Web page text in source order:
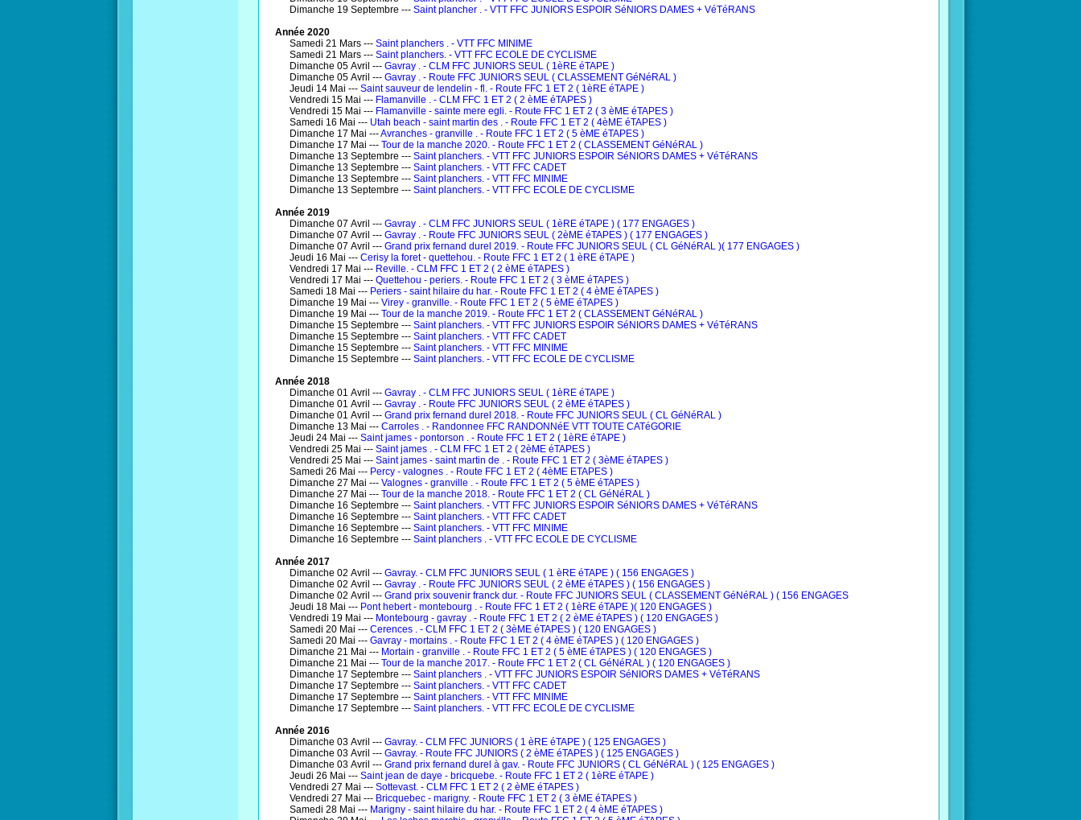
Dimanche 19 Septembre --- Saint plancher . - VTT FFC JUNIORS ESPOIR SéNIORS DAMES + VéTéRANS
Année 2020
Samedi 21 Mars --- Saint planchers . - VTT FFC MINIME
Samedi 21 Mars --- Saint planchers. - VTT FFC ECOLE DE CYCLISME
Dimanche 05 Avril --- Gavray . - CLM FFC JUNIORS SEUL ( 1èRE éTAPE )
Dimanche 05 Avril --- Gavray . - Route FFC JUNIORS SEUL ( CLASSEMENT GéNéRAL )
Jeudi 14 Mai --- Saint sauveur de lendelin - fl. - Route FFC 1 ET 2 ( 1èRE éTAPE )
Vendredi 15 Mai --- Flamanville . - CLM FFC 1 ET 2 ( 2 èME éTAPES )
Vendredi 15 Mai --- Flamanville - sainte mere egli. - Route FFC 1 ET 2 ( 3 èME éTAPES )
Samedi 16 Mai --- Utah beach - saint martin des . - Route FFC 1 ET 2 ( 4èME éTAPES )
Dimanche 17 Mai ---Avranches - granville . - Route FFC 1 ET 2 ( 5 èME éTAPES )
Dimanche 17 Mai --- Tour de la manche 2020. - Route FFC 1 ET 2 ( CLASSEMENT GéNéRAL )
Dimanche 13 Septembre --- Saint planchers. - VTT FFC JUNIORS ESPOIR SéNIORS DAMES + VéTéRANS
Dimanche 13 Septembre --- Saint planchers. - VTT FFC CADET
Dimanche 13 Septembre --- Saint planchers. - VTT FFC MINIME
Dimanche 13 Septembre --- Saint planchers. - VTT FFC ECOLE DE CYCLISME
Année 2019
Dimanche 07 Avril --- Gavray . - CLM FFC JUNIORS SEUL ( 1èRE éTAPE ) ( 177 ENGAGES )
Dimanche 07 Avril --- Gavray . - Route FFC JUNIORS SEUL ( 2èME éTAPES ) ( 177 ENGAGES )
Dimanche 07 Avril --- Grand prix fernand durel 2019. - Route FFC JUNIORS SEUL ( CL GéNéRAL )( 177 ENGAGES )
Jeudi 16 Mai --- Cerisy la foret - quettehou. - Route FFC 1 ET 2 ( 1 èRE éTAPE )
Vendredi 17 Mai --- Reville. - CLM FFC 1 ET 2 ( 2 èME éTAPES )
Vendredi 17 Mai --- Quettehou - periers. - Route FFC 1 ET 2 ( 3 èME éTAPES )
Samedi 18 Mai --- Periers - saint hilaire du har. - Route FFC 1 ET 2 ( 4 èME éTAPES )
Dimanche 19 Mai --- Virey - granville. - Route FFC 1 ET 2 ( 5 èME éTAPES )
Dimanche 19 Mai --- Tour de la manche 2019. - Route FFC 1 ET 2 ( CLASSEMENT GéNéRAL )
Dimanche 15 Septembre --- Saint planchers. - VTT FFC JUNIORS ESPOIR SéNIORS DAMES + VéTéRANS
Dimanche 15 Septembre --- Saint planchers. - VTT FFC CADET
Dimanche 15 Septembre --- Saint planchers. - VTT FFC MINIME
Dimanche 15 Septembre --- Saint planchers. - VTT FFC ECOLE DE CYCLISME
Année 2018
Dimanche 01 Avril --- Gavray . - CLM FFC JUNIORS SEUL ( 1èRE éTAPE )
Dimanche 01 Avril --- Gavray . - Route FFC JUNIORS SEUL ( 2 èME éTAPES )
Dimanche 01 Avril --- Grand prix fernand durel 2018. - Route FFC JUNIORS SEUL ( CL GéNéRAL )
Dimanche 13 Mai --- Carroles . - Randonnee FFC RANDONNéE VTT TOUTE CATéGORIE
Jeudi 24 Mai --- Saint james - pontorson . - Route FFC 1 ET 2 ( 1èRE éTAPE )
Vendredi 25 Mai --- Saint james . - CLM FFC 1 ET 2 ( 2èME éTAPES )
Vendredi 25 Mai --- Saint james - saint martin de . - Route FFC 1 ET 2 ( 3èME éTAPES )
Samedi 26 Mai --- Percy - valognes . - Route FFC 1 ET 2 ( 4èME ETAPES )
Dimanche 27 Mai --- Valognes - granville . - Route FFC 1 ET 2 ( 5 èME éTAPES )
Dimanche 27 Mai --- Tour de la manche 2018. - Route FFC 1 ET 2 ( CL GéNéRAL )
Dimanche 16 Septembre --- Saint planchers. - VTT FFC JUNIORS ESPOIR SéNIORS DAMES + VéTéRANS
Dimanche 16 Septembre --- Saint planchers. - VTT FFC CADET
Dimanche 16 Septembre --- Saint planchers. - VTT FFC MINIME
Dimanche 16 Septembre --- Saint planchers . - VTT FFC ECOLE DE CYCLISME
Année 2017
Dimanche 02 Avril --- Gavray. - CLM FFC JUNIORS SEUL ( 1 èRE éTAPE ) ( 156 ENGAGES )
Dimanche 02 Avril --- Gavray . - Route FFC JUNIORS SEUL ( 2 èME éTAPES ) ( 156 ENGAGES )
Dimanche 02 Avril --- Grand prix souvenir franck dur. - Route FFC JUNIORS SEUL ( CLASSEMENT GéNéRAL ) ( 156 ENGAGES
Jeudi 18 Mai --- Pont hebert - montebourg . - Route FFC 1 ET 2 ( 1èRE éTAPE )( 120 ENGAGES )
Vendredi 19 Mai --- Montebourg - gavray . - Route FFC 1 ET 2 ( 2 èME éTAPES ) ( 120 ENGAGES )
Samedi 20 Mai --- Cerences . - CLM FFC 1 ET 2 ( 3èME éTAPES ) ( 120 ENGAGES )
Samedi 20 Mai --- Gavray - mortains . - Route FFC 1 ET 2 ( 4 èME éTAPES ) ( 120 ENGAGES )
Dimanche 21 Mai --- Mortain - granville . - Route FFC 1 ET 2 ( 5 èME éTAPES ) ( 120 ENGAGES )
Dimanche 21 Mai --- Tour de la manche 2017. - Route FFC 1 ET 2 ( CL GéNéRAL ) ( 120 ENGAGES )
Dimanche 17 Septembre --- Saint planchers . - VTT FFC JUNIORS ESPOIR SéNIORS DAMES + VéTéRANS
Dimanche 17 Septembre --- Saint planchers. - VTT FFC CADET
Dimanche 17 Septembre --- Saint planchers. - VTT FFC MINIME
Dimanche 17 Septembre --- Saint planchers. - VTT FFC ECOLE DE CYCLISME
Année 2016
Dimanche 03 Avril --- Gavray. - CLM FFC JUNIORS ( 1 èRE éTAPE ) ( 125 ENGAGES )
Dimanche 03 Avril --- Gavray. - Route FFC JUNIORS ( 2 èME éTAPES ) ( 125 ENGAGES )
Dimanche 03 Avril --- Grand prix fernand durel à gav. - Route FFC JUNIORS ( CL GéNéRAL ) ( 125 ENGAGES )
Jeudi 26 Mai --- Saint jean de daye - bricquebe. - Route FFC 1 ET 2 ( 1èRE éTAPE )
Vendredi 27 Mai --- Sottevast. - CLM FFC 1 ET 2 ( 2 èME éTAPES )
Vendredi 27 Mai --- Bricquebec - marigny. - Route FFC 1 ET 2 ( 3 èME éTAPES )
Samedi 28 Mai --- Marigny - saint hilaire du har. - Route FFC 1 ET 2 ( 4 èME éTAPES )